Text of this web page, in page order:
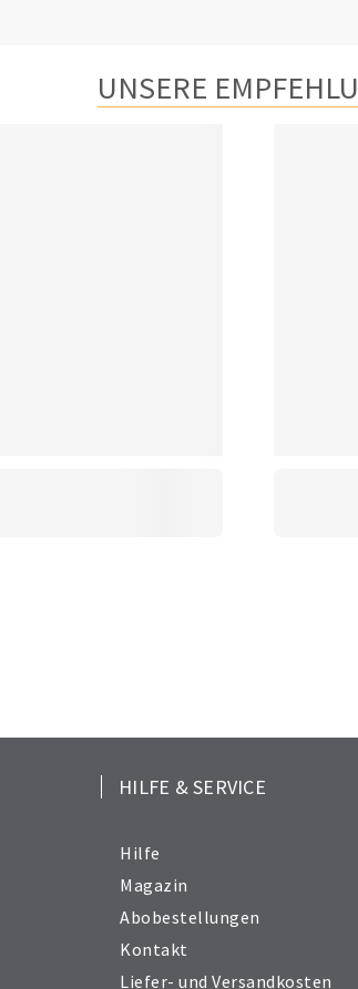
UNSERE
HILFE & SERVICE
Hilfe
Magazin
Abobestellungen
Kontakt
Liefer- und Versandkosten